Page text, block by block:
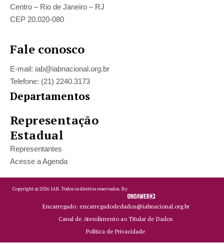
Centro – Rio de Janeiro – RJ
CEP 20.020-080
Fale conosco
E-mail: iab@iabnacional.org.br
Telefone: (21) 2240.3173
Departamentos
Representação
Estadual
Representantes
Acesse a Agenda
Copyright ©2026 IAB.Todos os direitos reservados. By
Encarregado: encarregadodedados@iabnacional.org.br
Canal de Atendimento ao Titular de Dados
Política de Privacidade